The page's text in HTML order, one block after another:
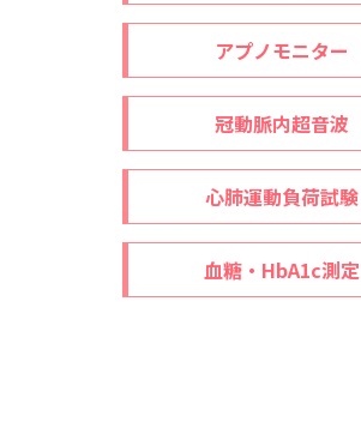
アプノモニター
冠動脈内超音波
心肺運動負荷試験
血糖・HbA1c測定